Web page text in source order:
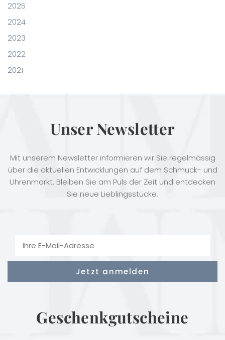
2025
2024
2023
2022
2021
Unser Newsletter
Mit unserem Newsletter informieren wir Sie regelmässig
über die aktuellen Entwicklungen auf dem Schmuck- und
Uhrenmarkt. Bleiben Sie am Puls der Zeit und entdecken
Sie neue Lieblingsstücke.
Geschenkgutscheine